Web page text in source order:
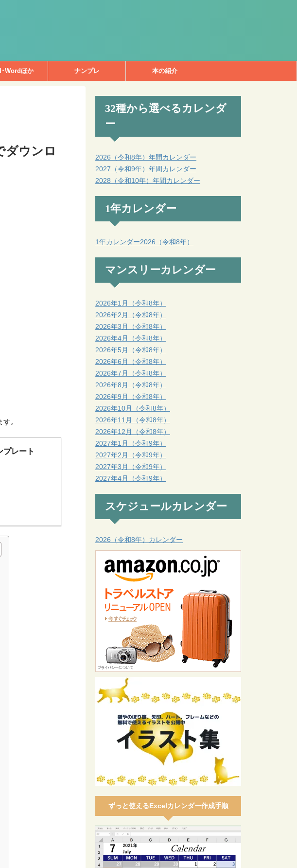
･Wordほか ナンプレ 本の紹介
ダウンロ
。
プレート
32種から選べるカレンダ
ー
2026（令和8年）年間カレンダー
2027（令和9年）年間カレンダー
2028（令和10年）年間カレンダー
1年カレンダー
1年カレンダー2026（令和8年）
マンスリーカレンダー
2026年1月（令和8年）
2026年2月（令和8年）
2026年3月（令和8年）
2026年4月（令和8年）
2026年5月（令和8年）
2026年6月（令和8年）
2026年7月（令和8年）
2026年8月（令和8年）
2026年9月（令和8年）
2026年10月（令和8年）
2026年11月（令和8年）
2026年12月（令和8年）
2027年1月（令和9年）
2027年2月（令和9年）
2027年3月（令和9年）
2027年4月（令和9年）
スケジュールカレンダー
2026（令和8年）カレンダー
ずっと使えるExcelカレンダー作成手順